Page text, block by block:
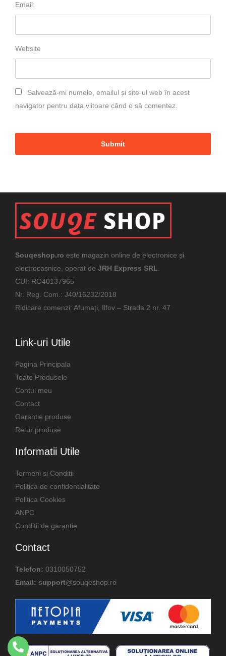
Email:
Website
Salvează-mi numele, emailul și site-ul web în acest
navigator pentru data viitoare când o să comentez.
Souqeshop.ro este magazin online de electronice și
electrocasnice, operat de JRH Express SRL
CUI: RO40137965
Nr. Reg. Com.: J40/16232/2018
Ridicare comenzi: Afumați, Ilfov – Strada 2 nr. 47
Link-uri Utile
Pagina Principala
Toate Produsele
Contul meu
Contact
Garantie produse
Retur produse
Informatii Utile
Termeni si Conditii
Politica de confidentialitate
Politica Cookies
ANPC
Conditii de garantie
Contact
Telefon: 0310050752
Email: support@souqeshop.ro